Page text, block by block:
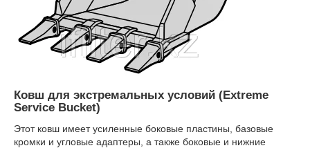
Ковш для экстремальных условий (Extreme
Service Bucket)
Этот ковш имеет усиленные боковые пластины, базовые
кромки и угловые адаптеры, а также боковые и нижние